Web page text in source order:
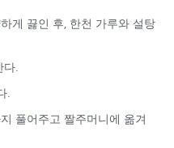
게 끓인 후, 한천 가루와 설탕
.
.
풀어주고 짤주머니에 옮겨